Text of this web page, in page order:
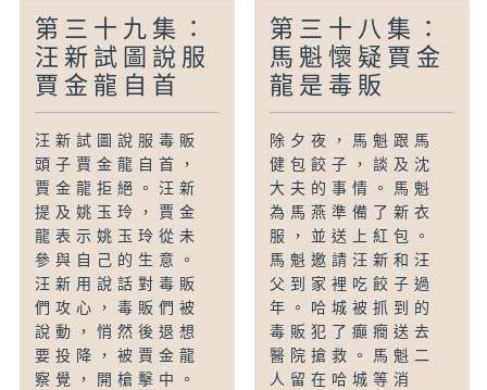
第三十九集：
汪新試圖說服
賈金龍自首
汪新試圖說服毒販
頭子賈金龍自首，
賈金龍拒絕。汪新
提及姚玉玲，賈金
龍表示姚玉玲從未
參與自己的生意。
汪新用說話對毒販
們攻心，毒販們被
說動，悄然後退想
要投降，被賈金龍
察覺，開槍擊中。
第三十八集：
馬魁懷疑賈金
龍是毒販
除夕夜，馬魁跟馬
健包餃子，談及沈
大夫的事情。馬魁
為馬燕準備了新衣
服，並送上紅包。
馬魁邀請汪新和汪
父到家裡吃餃子過
年。哈城被抓到的
毒販犯了癲癇送去
醫院搶救。馬魁二
人留在哈城等消